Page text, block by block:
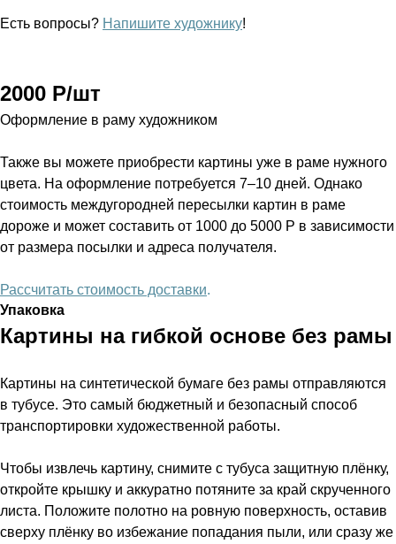
Есть вопросы? Напишите художнику!
2000 Р/шт
Оформление в раму художником
Также вы можете приобрести картины уже в раме нужного
цвета. На оформление потребуется 7–10 дней. Однако
стоимость междугородней пересылки картин в раме
дороже и может составить от 1000 до 5000 Р в зависимости
от размера посылки и адреса получателя.
Рассчитать стоимость доставки.
Упаковка
Картины на гибкой основе без рамы
Картины на синтетической бумаге без рамы отправляются
в тубусе. Это самый бюджетный и безопасный способ
транспортировки художественной работы.
Чтобы извлечь картину, снимите с тубуса защитную плёнку,
откройте крышку и аккуратно потяните за край скрученного
листа. Положите полотно на ровную поверхность, оставив
сверху плёнку во избежание попадания пыли, или сразу же